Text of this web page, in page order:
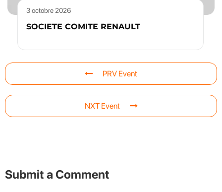
3 octobre 2026
SOCIETE COMITE RENAULT
PRV Event
NXT Event
Submit a Comment